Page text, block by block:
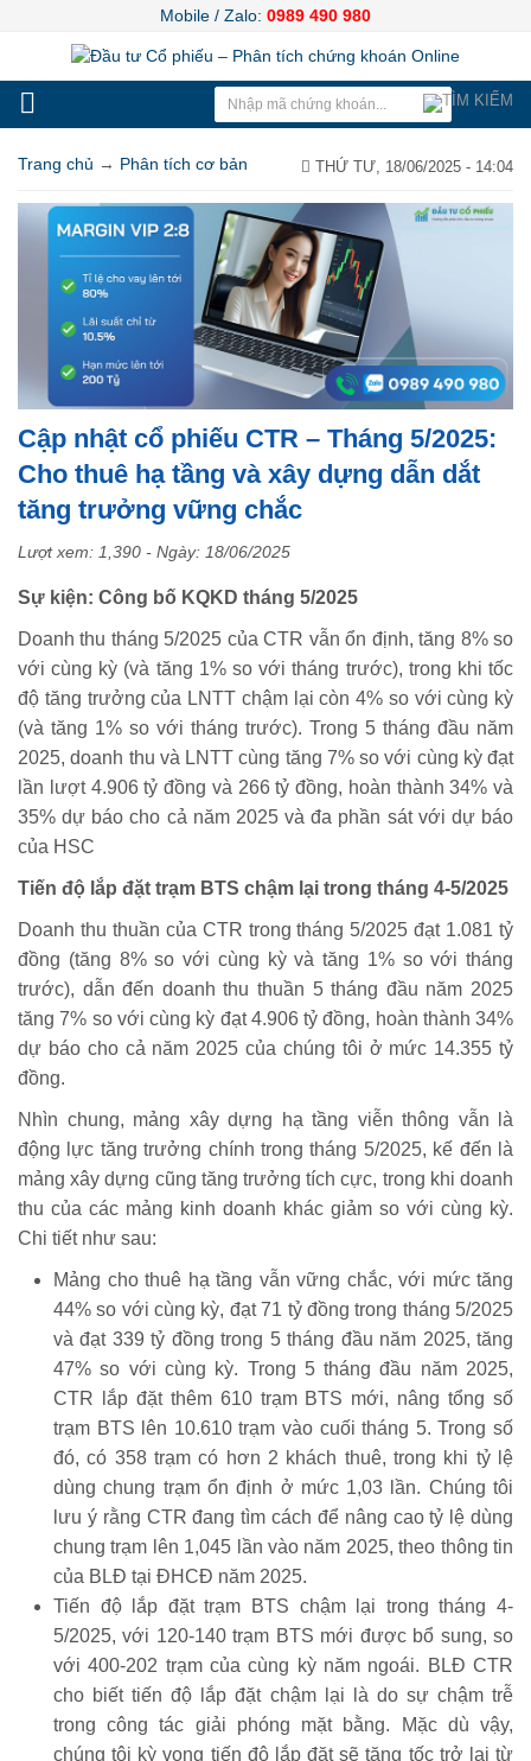
Mobile / Zalo: 0989 490 980
Trang chủ → Phân tích cơ bản THỨ TƯ, 18/06/2025 - 14:04
Cập nhật cổ phiếu CTR – Tháng 5/2025:
Cho thuê hạ tầng và xây dựng dẫn dắt
tăng trưởng vững chắc
Lượt xem: 1,390 - Ngày: 18/06/2025
Sự kiện: Công bố KQKD tháng 5/2025
Doanh thu tháng 5/2025 của CTR vẫn ổn định, tăng 8% so
với cùng kỳ (và tăng 1% so với tháng trước), trong khi tốc
độ tăng trưởng của LNTT chậm lại còn 4% so với cùng kỳ
(và tăng 1% so với tháng trước). Trong 5 tháng đầu năm
2025, doanh thu và LNTT cùng tăng 7% so với cùng kỳ đạt
lần lượt 4.906 tỷ đồng và 266 tỷ đồng, hoàn thành 34% và
35% dự báo cho cả năm 2025 và đa phần sát với dự báo
của HSC
Tiến độ lắp đặt trạm BTS chậm lại trong tháng 4-5/2025
Doanh thu thuần của CTR trong tháng 5/2025 đạt 1.081 tỷ
đồng (tăng 8% so với cùng kỳ và tăng 1% so với tháng
trước), dẫn đến doanh thu thuần 5 tháng đầu năm 2025
tăng 7% so với cùng kỳ đạt 4.906 tỷ đồng, hoàn thành 34%
dự báo cho cả năm 2025 của chúng tôi ở mức 14.355 tỷ
đồng.
Nhìn chung, mảng xây dựng hạ tầng viễn thông vẫn là
động lực tăng trưởng chính trong tháng 5/2025, kế đến là
mảng xây dựng cũng tăng trưởng tích cực, trong khi doanh
thu của các mảng kinh doanh khác giảm so với cùng kỳ.
Chi tiết như sau:
Mảng cho thuê hạ tầng vẫn vững chắc, với mức tăng
44% so với cùng kỳ, đạt 71 tỷ đồng trong tháng 5/2025
và đạt 339 tỷ đồng trong 5 tháng đầu năm 2025, tăng
47% so với cùng kỳ. Trong 5 tháng đầu năm 2025,
CTR lắp đặt thêm 610 trạm BTS mới, nâng tổng số
trạm BTS lên 10.610 trạm vào cuối tháng 5. Trong số
đó, có 358 trạm có hơn 2 khách thuê, trong khi tỷ lệ
dùng chung trạm ổn định ở mức 1,03 lần. Chúng tôi
lưu ý rằng CTR đang tìm cách để nâng cao tỷ lệ dùng
chung trạm lên 1,045 lần vào năm 2025, theo thông tin
của BLĐ tại ĐHCĐ năm 2025.
Tiến độ lắp đặt trạm BTS chậm lại trong tháng 4-
5/2025, với 120-140 trạm BTS mới được bổ sung, so
với 400-202 trạm của cùng kỳ năm ngoái. BLĐ CTR
cho biết tiến độ lắp đặt chậm lại là do sự chậm trễ
trong công tác giải phóng mặt bằng. Mặc dù vậy,
chúng tôi kỳ vọng tiến độ lắp đặt sẽ tăng tốc trở lại từ